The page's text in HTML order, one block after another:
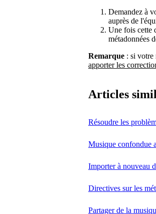
Demandez à
auprès de
Une fois cette
métadonnées
Remarque : si votre
apporter les
Articles
Résoudre les
Musique confondue
Importer à nouveau
Directives sur les
Partager de la